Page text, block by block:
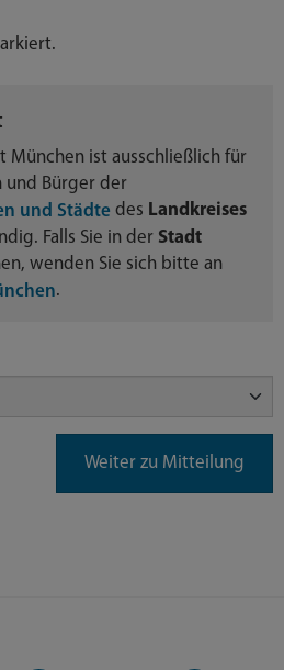
München ist ausschließlich für
und Bürger der
und Städte des Landkreises
Falls Sie in der Stadt
wenden Sie sich bitte an
.
Weiter zu Mitteilung